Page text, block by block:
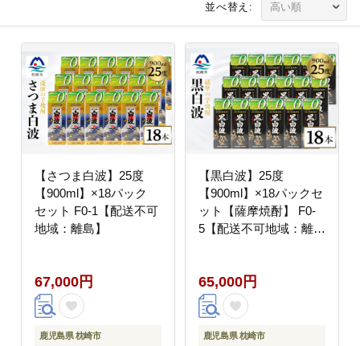
並べ替え:
【さつま白波】25度
【900ml】×18パック
セット F0-1【配送不可
地域：離島】
67,000円
鹿児島県 枕崎市
【黒白波】25度
【900ml】×18パックセ
ット【薩摩焼酎】 F0-
5【配送不可地域：離
65,000円
鹿児島県 枕崎市